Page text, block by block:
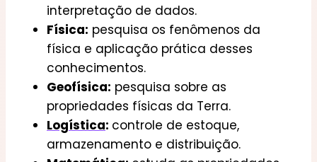
interpretação de dados.
Física: pesquisa os fenômenos da
física e aplicação prática desses
conhecimentos.
Geofísica: pesquisa sobre as
propriedades físicas da Terra.
Logística: controle de estoque,
armazenamento e distribuição.